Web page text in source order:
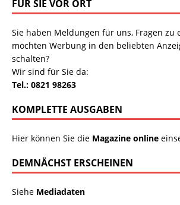
FÜR SIE VOR ORT
Sie haben Meldungen für uns, Fragen zu
möchten Werbung in den beliebten
schalten?
Wir sind für Sie da:
Tel.: 0821 98263
KOMPLETTE AUSGABEN
Hier können Sie die Magazine online
DEMNÄCHST ERSCHEINEN
Siehe Mediadaten